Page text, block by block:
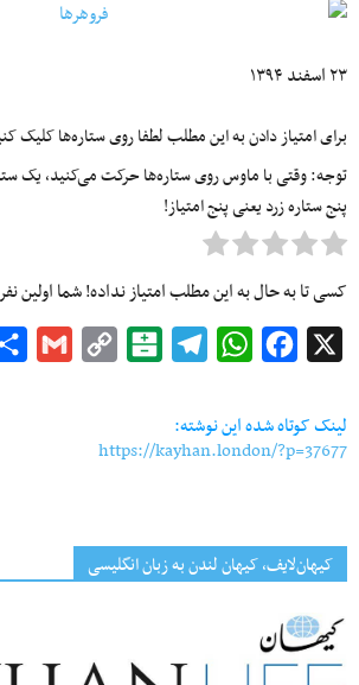
۲۳ اسفند ۱۳۹۴
برای امتیاز دادن به این مطلب لطفا روی ستاره‌ها کلیک
توجه: وقتی با ماوس روی ستاره‌ها حرکت می‌کنید، یک
پنج ستاره زرد یعنی پنج امتیاز!
کسی تا به حال به این مطلب امتیاز نداده! شما اولین
Facebook
WhatsApp
Telegram
Balatarin
Copy
لینک کوتاه شده این نوشته:
https://kayhan.london/?p=37677
کیهان‌لایف، کیهان لندن به زبان انگلیسی